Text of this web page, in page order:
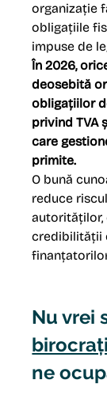
organizație
obligațiile
impuse de
În 2026,
deosebită
obligațiilor
privind TVA
care
primite.
O bună
reduce
autorităților,
credibilității
Nu vrei
ne